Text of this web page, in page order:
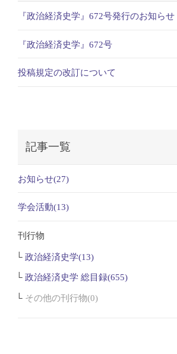
『政治経済史学』672号発行のお知らせ
『政治経済史学』672号
投稿規定の改訂について
記事一覧
お知らせ(27)
学会活動(13)
刊行物
政治経済史学(13)
政治経済史学 総目録(655)
その他の刊行物